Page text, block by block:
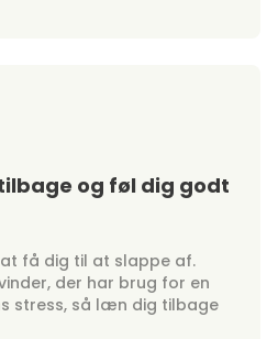
og føl dig godt
få dig til at slappe af.
der har brug for en
stress, så læn dig tilbage